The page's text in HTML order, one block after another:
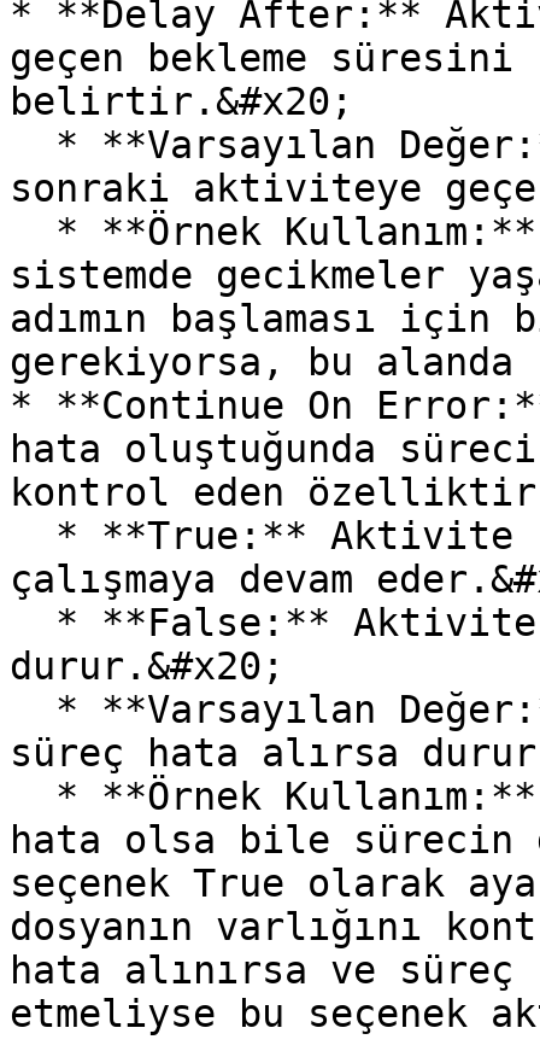
* **Delay After:**
geçen bekleme
belirtir.&#x20;
sonraki aktiviteye
sistemde gecikmeler
adımın başlaması
gerekiyorsa, bu
* **Continue On
hata oluştuğunda
kontrol eden
çalışmaya devam
durur.&#x20;
süreç hata alırsa
hata olsa bile sürecin
seçenek True olarak
dosyanın varlığını
hata alınırsa ve süreç
etmeliyse bu seçenek